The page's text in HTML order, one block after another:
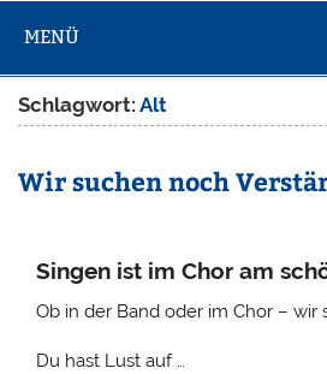
MENÜ
Schlagwort:Alt
Wir suchen noch
Singen ist im Chor am
Ob in der Band oder im Chor – wir
Du hast Lust auf …